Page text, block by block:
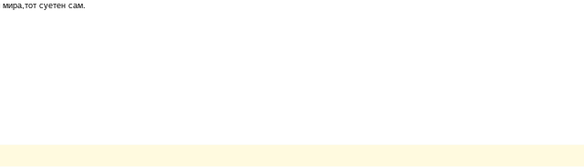
мира,тот суетен сам.